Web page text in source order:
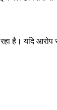
आरोप